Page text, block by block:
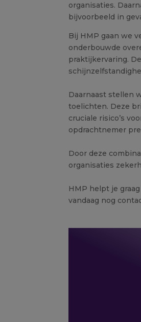
organisaties.
bijvoorbeeld in
Bij HMP gaan we
onderbouwde
praktijkervaring.
Daarnaast stellen
toelichten. Deze
cruciale risico’s
opdrachtnemer
Door deze
organisaties
HMP helpt je
vandaag nog